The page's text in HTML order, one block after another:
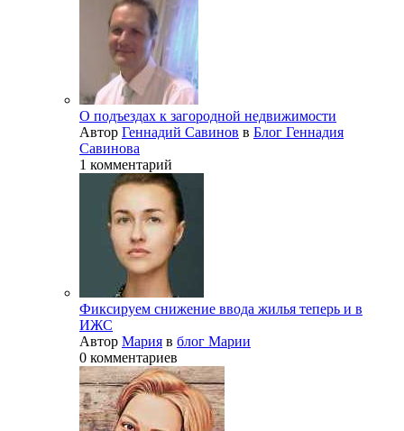
О подъездах к загородной недвижимости
Автор Геннадий Савинов в Блог Геннадия
Савинова
1 комментарий
Фиксируем снижение ввода жилья теперь и в
ИЖС
Автор Мария в блог Марии
0 комментариев